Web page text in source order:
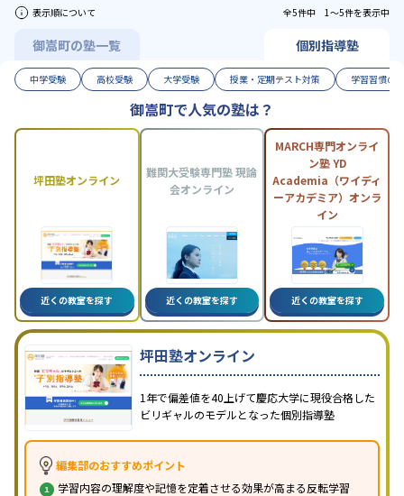
表示順について 全5件中 1〜5件を表示中
御嵩町の塾一覧 個別指導塾
中学受験 高校受験 大学受験 授業・定期テスト対策 学習習慣の
御嵩町で人気の塾は？
坪田塾オンライン
近くの教室を探す
難関大受験専門塾 現論
会オンライン
近くの教室を探す
MARCH専門オンライ
ン塾 YD
Academia（ワイディ
ーアカデミア）オンラ
イン
近くの教室を探す
坪田塾オンライン
1年で偏差値を40上げて慶応大学に現役合格した
ビリギャルのモデルとなった個別指導塾
編集部のおすすめポイント
学習内容の理解度や記憶を定着させる効果が高まる反転学習